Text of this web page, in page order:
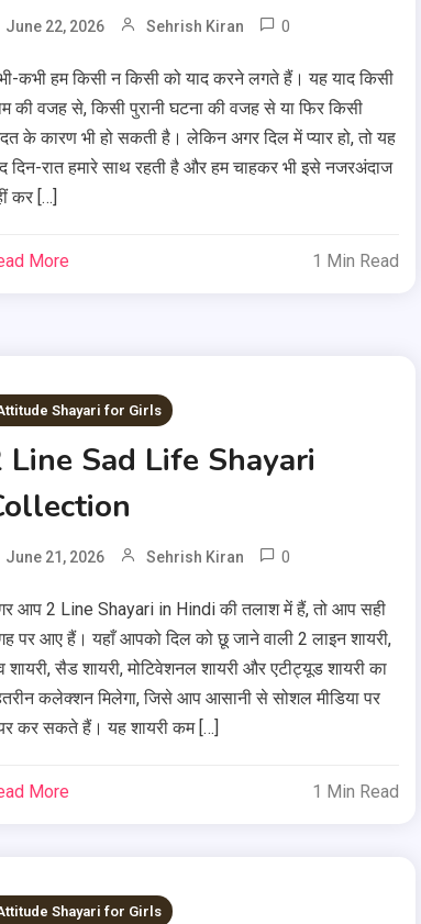
June 22, 2026 Sehrish Kiran 0
कभी हम किसी न किसी को याद करने लगते हैं। यह याद किसी
की वजह से, किसी पुरानी घटना की वजह से या फिर किसी
के कारण भी हो सकती है। लेकिन अगर दिल में प्यार हो, तो यह
दिन-रात हमारे साथ रहती है और हम चाहकर भी इसे नजरअंदाज
कर […]
More 1 Min Read
Shayari for Girls
Line Sad Life Shayari
June 21, 2026 Sehrish Kiran 0
आप 2 Line Shayari in Hindi की तलाश में हैं, तो आप सही
पर आए हैं। यहाँ आपको दिल को छू जाने वाली 2 लाइन शायरी,
शायरी, सैड शायरी, मोटिवेशनल शायरी और एटीट्यूड शायरी का
कलेक्शन मिलेगा, जिसे आप आसानी से सोशल मीडिया पर
कर सकते हैं। यह शायरी कम […]
More 1 Min Read
Shayari for Girls